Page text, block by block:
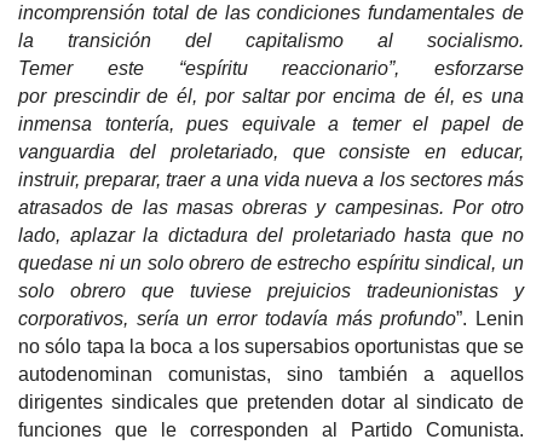
incomprensión total de las condiciones fundamentales de
la transición del capitalismo al socialismo.
Temer este “espíritu reaccionario”, esforzarse
por prescindirde él, por saltar por encima de él, es una
inmensa tontería, pues equivale a temer el papel de
vanguardia del proletariado, que consiste en educar,
instruir, preparar, traer a una vida nueva a los sectores más
atrasados de las masas obreras y campesinas. Por otro
lado, aplazar la dictadura del proletariado hasta que no
quedase ni un solo obrero de estrecho espíritu sindical, un
solo obrero que tuviese prejuicios tradeunionistas y
corporativos, sería un error todavía más profundo”. Lenin
no sólo tapa la boca a los supersabios oportunistas que se
autodenominan comunistas, sino también a aquellos
dirigentes sindicales que pretenden dotar al sindicato de
funciones que le corresponden al Partido Comunista.